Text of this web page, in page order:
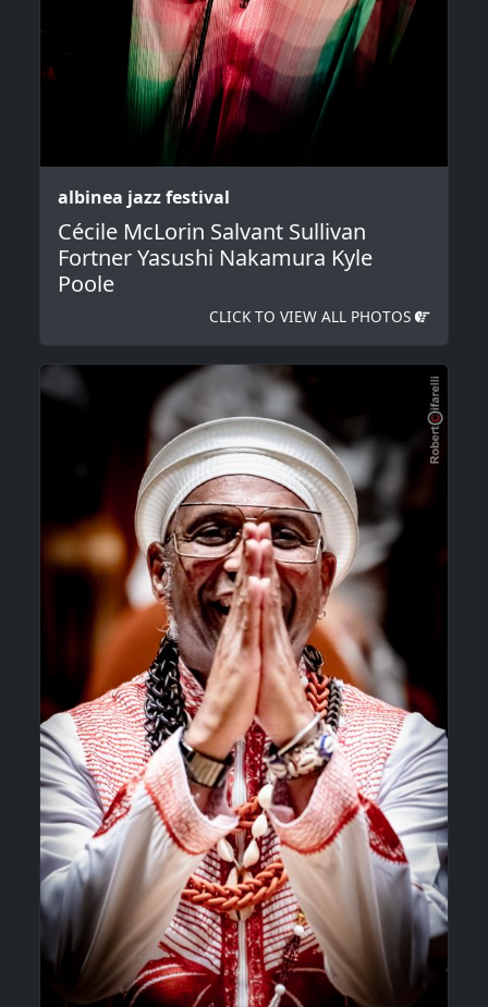
albinea jazz festival
Cécile McLorin Salvant Sullivan
Fortner Yasushi Nakamura Kyle
Poole
CLICK TO VIEW ALL PHOTOS